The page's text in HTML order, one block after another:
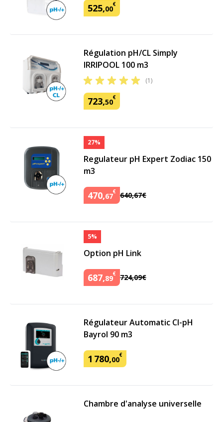
525,00€
Régulation pH/CL Simply
IRRIPOOL 100 m3
(1)
723,50€
27%
Regulateur pH Expert Zodiac 150
m3
470,67€ 640,67€
5%
Option pH Link
687,89€ 724,09€
Régulateur Automatic Cl-pH
Bayrol 90 m3
1 780,00€
Chambre d'analyse universelle